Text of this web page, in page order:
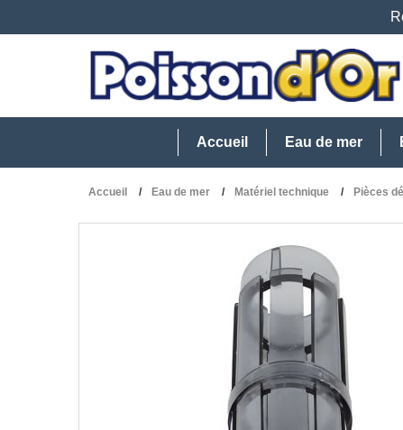
Accueil Eau de mer
Accueil Eau de mer Matériel technique Pièces